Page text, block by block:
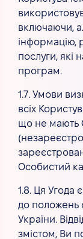
включаючи,
інформацію,
послуги, які
програм.
1.7. Умови
всіх
що не мають
Особистий
1.8. Ця Угода
до положень
України.
змістом, Ви